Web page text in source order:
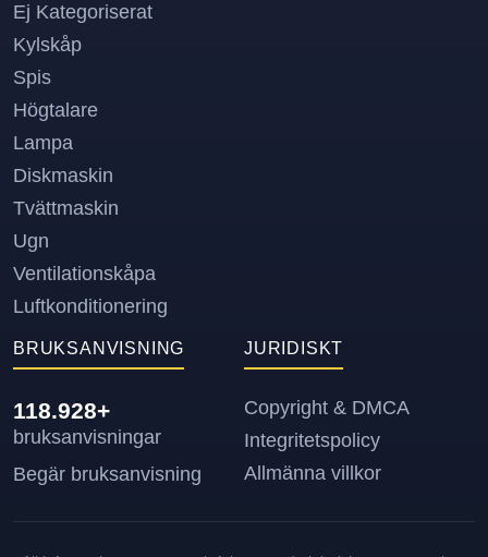
Ej Kategoriserat
Kylskåp
Spis
Högtalare
Lampa
Diskmaskin
Tvättmaskin
Ugn
Ventilationskåpa
Luftkonditionering
BRUKSANVISNING
118.928+
bruksanvisningar
Begär bruksanvisning
JURIDISKT
Copyright & DMCA
Integritetspolicy
Allmänna villkor